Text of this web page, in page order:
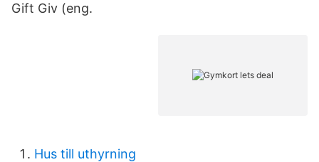
Gift Giv (eng.
Hus till uthyrning